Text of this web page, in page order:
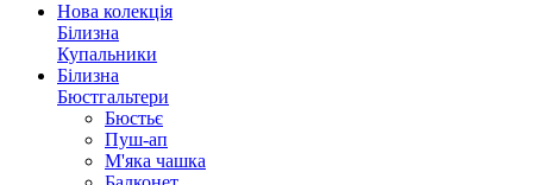
Нова колекція
Білизна
Купальники
Білизна
Бюстгальтери
Бюстьє
Пуш-ап
М'яка чашка